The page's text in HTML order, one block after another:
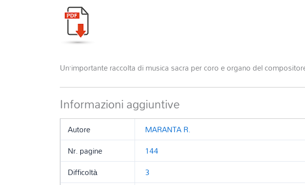
Un’importante raccolta di musica sacra per coro e organo del
Informazioni aggiuntive
Autore
MARANTA R.
Nr. pagine
144
Difficoltà
3